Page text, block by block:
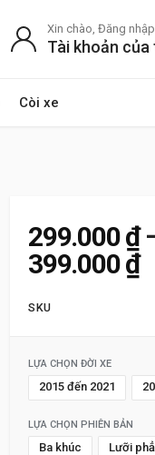
Còi xe
Xin chào, Đăng nhập
Tài khoản của
299.000₫
399.000₫
SKU
LỰA CHỌN ĐỜI XE
2015 đến 2021
LỰA CHỌN PHIÊN BẢN
Ba khúc Lưỡi